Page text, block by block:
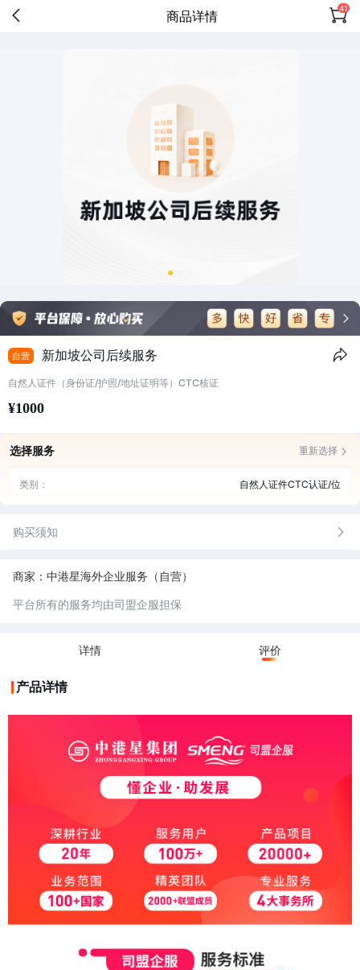
商品详情 41
自营 新加坡公司后续服务
自然人证件（身份证/护照/地址证明等）CTC核证
¥1000
选择服务 重新选择
类别： 自然人证件CTC认证/位
购买须知
商家：中港星海外企业服务（自营）
平台所有的服务均由司盟企服担保
详情 评价
产品详情